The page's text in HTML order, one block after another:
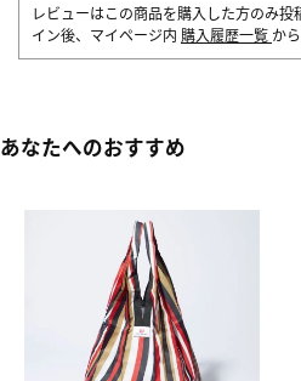
レビューはこの商品を購入した方のみ
イン後、マイページ内 購入履歴一覧 か
あなたへのおすすめ